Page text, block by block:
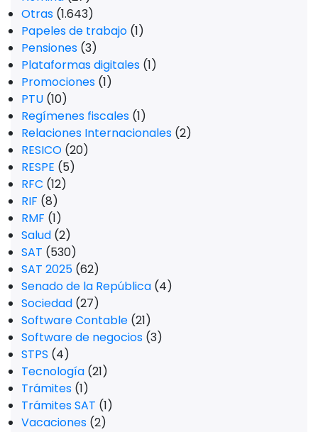
Otras (1.643)
Papeles de trabajo (1)
Pensiones (3)
Plataformas digitales (1)
Promociones (1)
PTU (10)
Regímenes fiscales (1)
Relaciones Internacionales (2)
RESICO (20)
RESPE (5)
RFC (12)
RIF (8)
RMF (1)
Salud (2)
SAT (530)
SAT 2025 (62)
Senado de la República (4)
Sociedad (27)
Software Contable (21)
Software de negocios (3)
STPS (4)
Tecnología (21)
Trámites (1)
Trámites SAT (1)
Vacaciones (2)